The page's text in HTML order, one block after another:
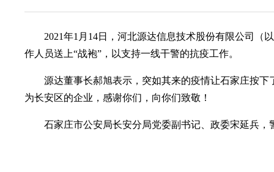
2021年1月14日，河北源达信息技术股份有限公司（
作人员送上“战袍”，以支持一线干警的抗疫工作。
源达董事长郝旭表示，突如其来的疫情让石家庄按
为长安区的企业，感谢你们，向你们致敬！
石家庄市公安局长安分局党委副书记、政委宋延兵